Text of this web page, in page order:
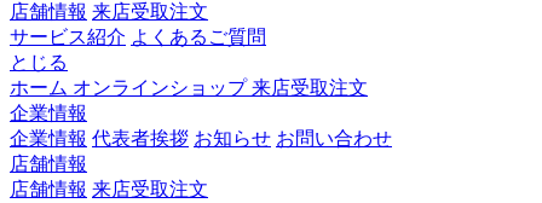
店舗情報 来店受取注文
サービス紹介 よくあるご質問
とじる
ホーム オンラインショップ来店受取注文
企業情報
企業情報 代表者挨拶 お知らせ お問い合わせ
店舗情報
店舗情報 来店受取注文